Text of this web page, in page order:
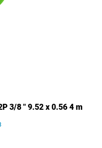
3/8 " 9.52 x 0.56 4 m